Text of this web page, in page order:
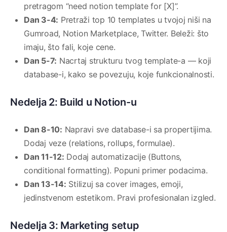
pretragom “need notion template for [X]”.
Dan 3-4: Pretraži top 10 templates u tvojoj niši na
Gumroad, Notion Marketplace, Twitter. Beleži: što
imaju, što fali, koje cene.
Dan 5-7: Nacrtaj strukturu tvog template-a — koji
database-i, kako se povezuju, koje funkcionalnosti.
Nedelja 2: Build u Notion-u
Dan 8-10: Napravi sve database-i sa propertijima.
Dodaj veze (relations, rollups, formulae).
Dan 11-12: Dodaj automatizacije (Buttons,
conditional formatting). Popuni primer podacima.
Dan 13-14: Stilizuj sa cover images, emoji,
jedinstvenom estetikom. Pravi profesionalan izgled.
Nedelja 3: Marketing setup